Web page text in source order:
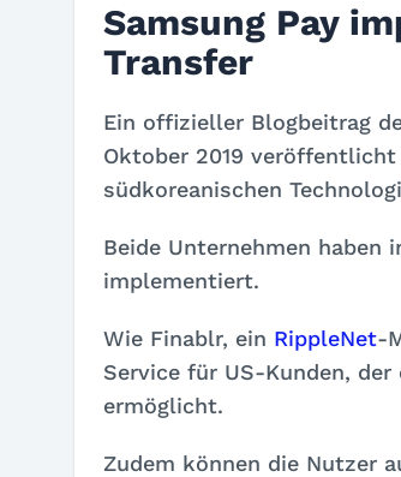
Samsung Pay
Transfer
Ein offizieller Blogbeitrag
Oktober 2019
südkoreanischen
Beide Unternehmen haben
implementiert.
Wie Finablr, ein RippleNet-
Service für US-Kunden,
ermöglicht.
Zudem können die Nutzer